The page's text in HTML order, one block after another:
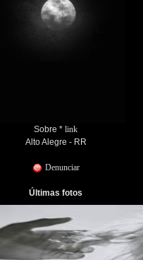
Sobre * link
Alto Alegre - RR
Denunciar
Últimas fotos